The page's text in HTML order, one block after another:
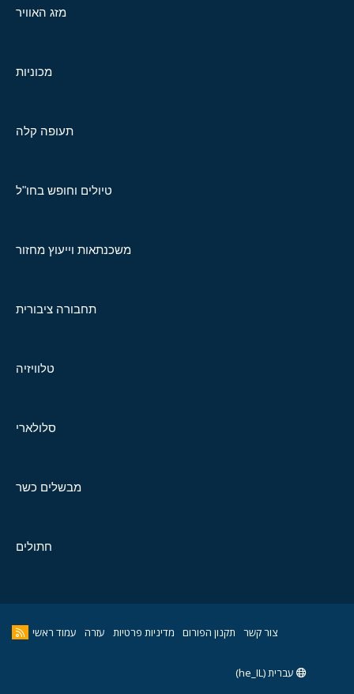
מזג האוויר
מכוניות
תעופה קלה
טיולים וחופש בחו"ל
משכנתאות וייעוץ מחזור
תחבורה ציבורית
טלוויזיה
סלולארי
מבשלים כשר
חתולים
צור קשר תקנון הפורום מדיניות פרטיות עזרה עמוד ראשי
עברית (he_IL)